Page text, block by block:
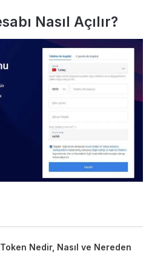
Nasıl Açılır?
Nedir, Nasıl ve Nereden